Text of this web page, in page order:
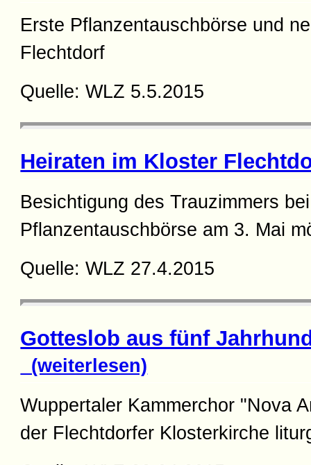
Erste Pflanzentauschbörse und
Flechtdorf
Quelle: WLZ 5.5.2015
Heiraten im Kloster
Besichtigung des Trauzimmers bei
Pflanzentauschbörse am 3. Mai
Quelle: WLZ 27.4.2015
Gotteslob aus fünf
(weiterlesen)
Wuppertaler Kammerchor "Nova
der Flechtdorfer Klosterkirche